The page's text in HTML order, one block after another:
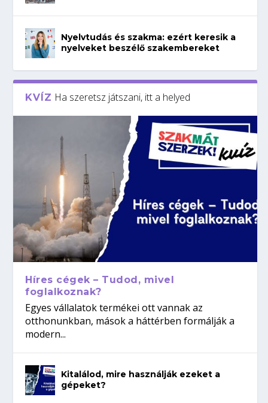
Nyelvtudás és szakma: ezért keresik a
nyelveket beszélő szakembereket
KVÍZ Ha szeretsz játszani, itt a helyed
Híres cégek – Tudod, mivel
foglalkoznak?
Egyes vállalatok termékei ott vannak az
otthonunkban, mások a háttérben formálják a
modern...
Kitalálod, mire használják ezeket a
gépeket?